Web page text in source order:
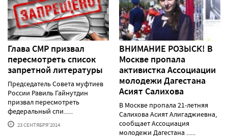
Глава СМР призвал
пересмотреть список
запретной литературы
Председатель Совета муфтиев
России Равиль Гайнутдин
призвал пересмотреть
федеральный спи......
23 СЕНТЯБРЯ'2014
ВНИМАНИЕ РОЗЫСК! В
Москве пропала
активистка Ассоциации
молодежи Дагестана
Асият Салихова
В Москве пропала 21-летняя
Салихова Асият Алигаджиевна,
сообщает Ассоциация
молодежи Дагестана ......